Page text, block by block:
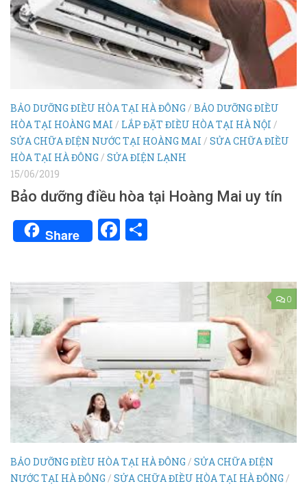
BẢO DƯỠNG ĐIỀU HÒA TẠI HÀ ĐÔNG / BẢO DƯỠNG ĐIỀU
HÒA TẠI HOÀNG MAI / LẮP ĐẶT ĐIỀU HÒA TẠI HÀ NỘI /
SỬA CHỮA ĐIỆN NƯỚC TẠI HOÀNG MAI / SỬA CHỮA ĐIỀU
HÒA TẠI HÀ ĐÔNG / SỬA ĐIỆN LẠNH
15/06/2019
Bảo dưỡng điều hòa tại Hoàng Mai uy tín
Share Facebook
0
BẢO DƯỠNG ĐIỀU HÒA TẠI HÀ ĐÔNG / SỬA CHỮA ĐIỆN
NƯỚC TẠI HÀ ĐÔNG / SỬA CHỮA ĐIỀU HÒA TẠI HÀ ĐÔNG /